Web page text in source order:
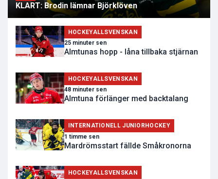
KLART: Brodin lämnar Björklöven
HOCKEYALLSVENSKAN
25 minuter sen
Almtunas hopp - låna tillbaka stjärnan
HOCKEYALLSVENSKAN
48 minuter sen
Almtuna förlänger med backtalang
INTERNATIONELL JUNIORHOCKEY
1 timme sen
Mardrömsstart fällde Småkronorna
HOCKEYALLSVENSKAN